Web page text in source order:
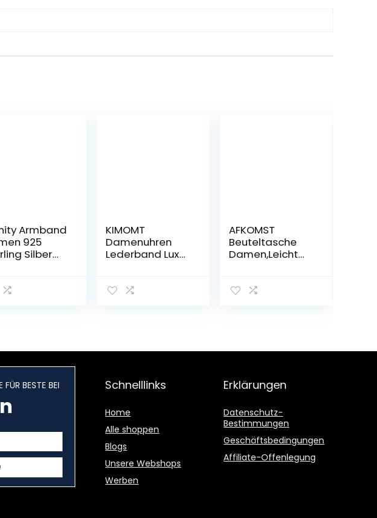
Armband
925
Silber
Armbänder
für Sie
Freundin
KIMOMT
Damenuhren
Lederband Luxus
Mode Kreative
AFKOMST
Beuteltasche
Damen,Leicht
und Sanft
FÜR BESTE BEI Schnelllinks
Home
Alle shoppen
Blogs
Unsere Webshops
Werben
Erklärungen
Datenschutz-
Bestimmungen
Geschäftsbedingungen
Affiliate-Offenlegung